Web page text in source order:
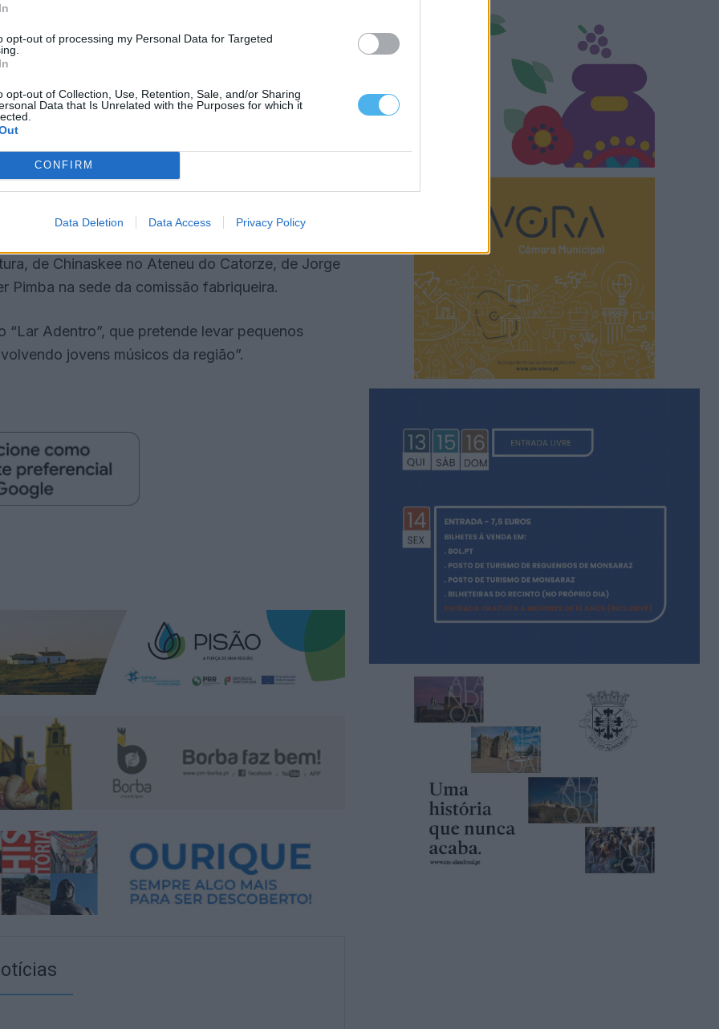
opt-out of processing my Personal Data for Targeted
opt-out of Collection, Use, Retention, Sale, and/or Sharing
Data that Is Unrelated with the Purposes for which it
CONFIRM
Data Deletion Data Access Privacy Policy
do festival na sexta-feira, com concertos de
no campo de jogos.
com o Festival Termómetro, iniciativa
novos talentos da música nacional.
a performance criada durante a residência
Gajo e Inderjeet, propondo “um diálogo entre a
e a tradição indiana do tabla”.
com as atuações de Femme Falafel na antiga
de Chinaskee no Ateneu do Catorze, de Jorge
Pimba na sede da comissão fabriqueira.
Adentro”, que pretende levar pequenos
jovens músicos da região”.